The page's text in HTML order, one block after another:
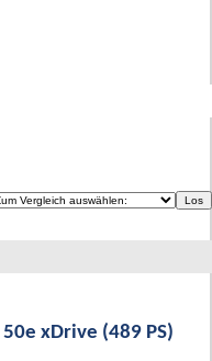
xDrive (489 PS)